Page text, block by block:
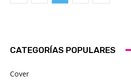
CATEGORÍAS POPULARES
Cover